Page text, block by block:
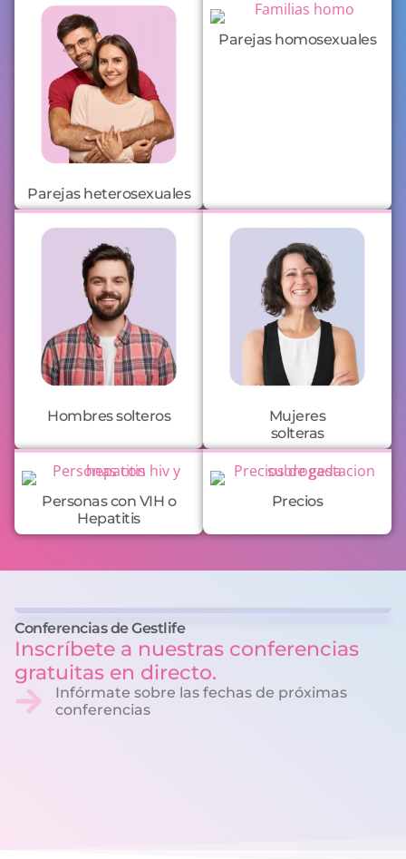
Parejas heterosexuales
Parejas homosexuales
Hombres solteros
Mujeres
solteras
Personas con VIH o
Hepatitis
Precios
Conferencias de Gestlife
Inscríbete a nuestras conferencias
gratuitas en directo.
Infórmate sobre las fechas de próximas
conferencias